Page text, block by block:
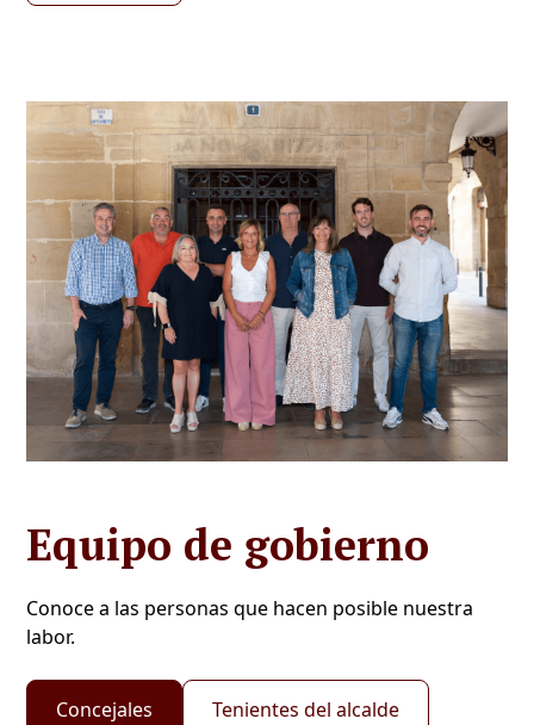
Equipo de gobierno
Conoce a las personas que hacen posible nuestra
labor.
Concejales Tenientes del alcalde